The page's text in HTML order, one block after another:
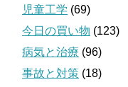
児童工学 (69)
今日の買い物 (123)
病気と治療 (96)
事故と対策 (18)